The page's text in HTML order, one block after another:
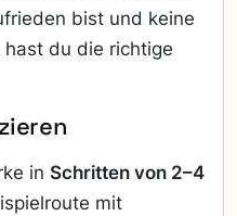
bist und keine
du die richtige
in Schritten von 2–4
mit